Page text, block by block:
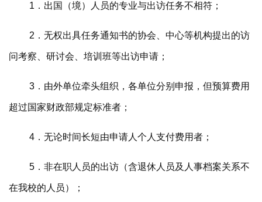
1．出国（境）人员的专业与出访任务不相符；
2．无权出具任务通知书的协会、中心等机构提出的访
问考察、研讨会、培训班等出访申请；
3．由外单位牵头组织，各单位分别申报，但预算费用
超过国家财政部规定标准者；
4．无论时间长短由申请人个人支付费用者；
5．非在职人员的出访（含退休人员及人事档案关系不
在我校的人员）；